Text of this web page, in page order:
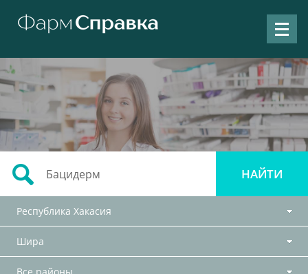
Республика Хакасия
Шира